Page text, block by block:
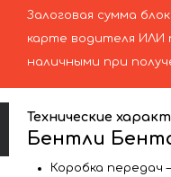
Залоговая сумма
карте водителя ИЛИ
наличными при
Технические
Бентли
Коробка передач